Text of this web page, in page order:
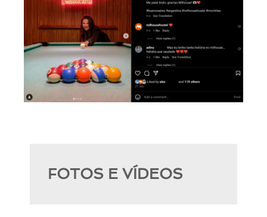
FOTOS E VÍDEOS